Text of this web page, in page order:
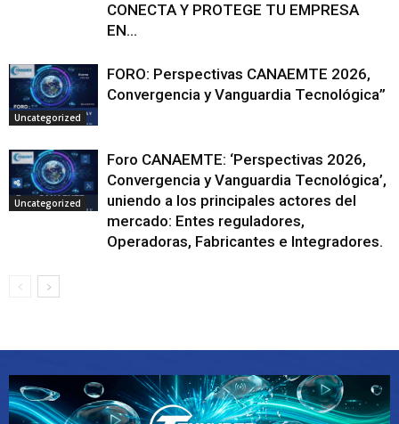
CONECTA Y PROTEGE TU EMPRESA
EN...
Uncategorized
FORO: Perspectivas CANAEMTE 2026,
Convergencia y Vanguardia Tecnológica”
Uncategorized
Foro CANAEMTE: ‘Perspectivas 2026,
Convergencia y Vanguardia Tecnológica’,
uniendo a los principales actores del
mercado: Entes reguladores,
Operadoras, Fabricantes e Integradores.